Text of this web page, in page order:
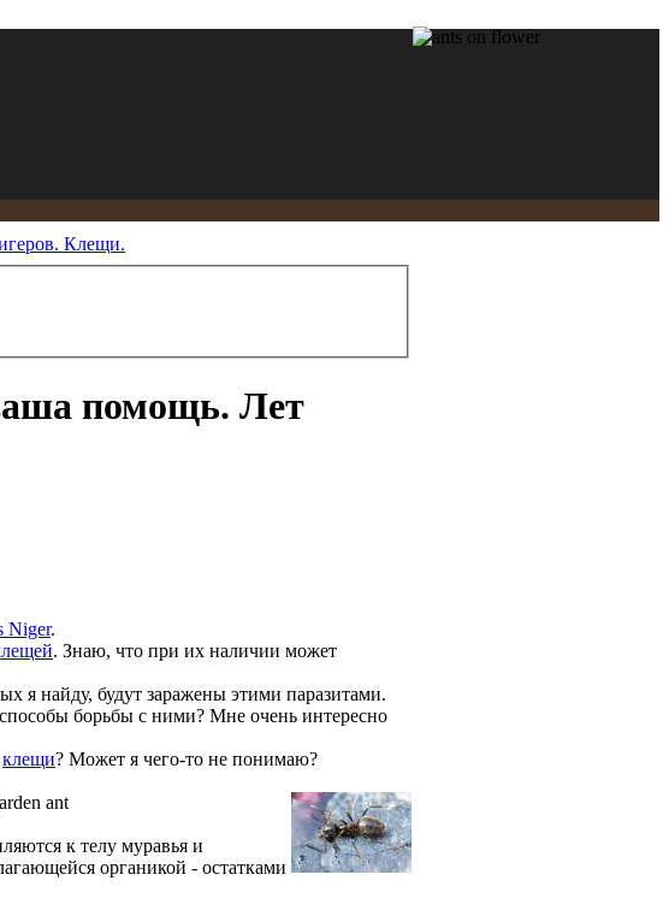
Клещи.
помощь. Лет
Niger.
. Знаю, что при их наличии может
я найду, будут заражены этими паразитами.
борьбы с ними? Мне очень интересно
клещи? Может я чего-то не понимаю?
ant
к телу муравья и
органикой - остатками